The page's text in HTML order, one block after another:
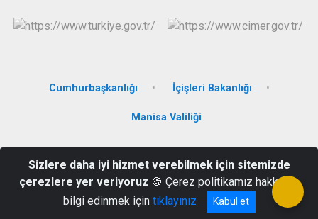
Cumhurbaşkanlığı İçişleri Bakanlığı
Manisa Valiliği
Saruhanlı/MANİSA
0 (236) 357 10 05
Sizlere daha iyi hizmet verebilmek için sitemizde
çerezlere yer veriyoruz 🍪 Çerez politikamız hakkında
bilgi edinmek için tıklayınız Kabul et